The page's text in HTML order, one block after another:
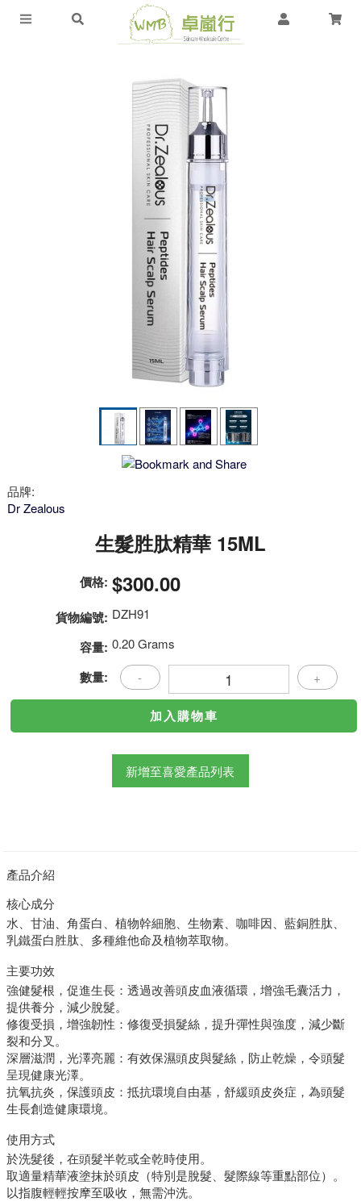
品牌:
Dr Zealous
生髮胜肽精華 15ML
價格: $300.00
貨物編號: DZH91
容量: 0.20 Grams
數量: - +
新增至喜愛產品列表
產品介紹
核心成分
水、甘油、角蛋白、植物幹細胞、生物素、咖啡因、藍銅胜肽、
乳鐵蛋白胜肽、多種維他命及植物萃取物。
主要功效
強健髮根，促進生長：透過改善頭皮血液循環，增強毛囊活力，
提供養分，減少脫髮。
修復受損，增強韌性：修復受損髮絲，提升彈性與強度，減少斷
裂和分叉。
深層滋潤，光澤亮麗：有效保濕頭皮與髮絲，防止乾燥，令頭髮
呈現健康光澤。
抗氧抗炎，保護頭皮：抵抗環境自由基，舒緩頭皮炎症，為頭髮
生長創造健康環境。
使用方式
於洗髮後，在頭髮半乾或全乾時使用。
取適量精華液塗抹於頭皮（特別是脫髮、髮際線等重點部位）。
以指腹輕輕按摩至吸收，無需沖洗。